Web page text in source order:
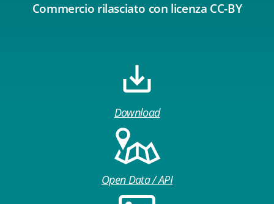
Commercio rilasciato con licenza CC-BY
Download
Open Data / API